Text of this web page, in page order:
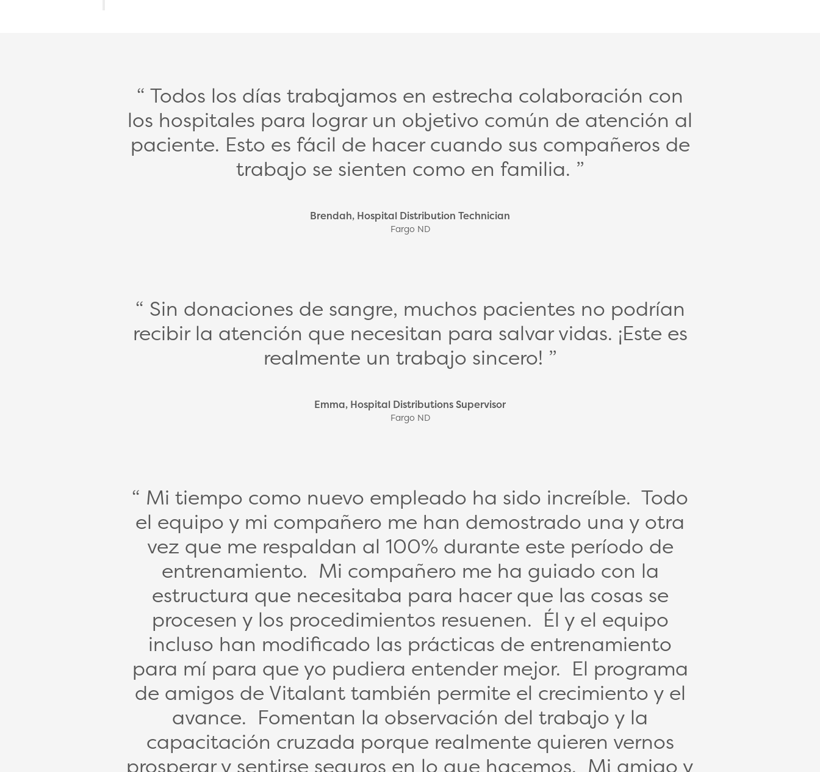
Todos los días trabajamos en estrecha colaboración con
los hospitales para lograr un objetivo común de atención al
paciente. Esto es fácil de hacer cuando sus compañeros de
trabajo se sienten como en familia.
Brendah, Hospital Distribution Technician
Fargo ND
Sin donaciones de sangre, muchos pacientes no podrían
recibir la atención que necesitan para salvar vidas. ¡Este es
realmente un trabajo sincero!
Emma, Hospital Distributions Supervisor
Fargo ND
Mi tiempo como nuevo empleado ha sido increíble. Todo
el equipo y mi compañero me han demostrado una y otra
vez que me respaldan al 100% durante este período de
entrenamiento. Mi compañero me ha guiado con la
estructura que necesitaba para hacer que las cosas se
procesen y los procedimientos resuenen. Él y el equipo
incluso han modificado las prácticas de entrenamiento
para mí para que yo pudiera entender mejor. El programa
de amigos de Vitalant también permite el crecimiento y el
avance. Fomentan la observación del trabajo y la
capacitación cruzada porque realmente quieren vernos
prosperar y sentirse seguros en lo que hacemos. Mi amigo y